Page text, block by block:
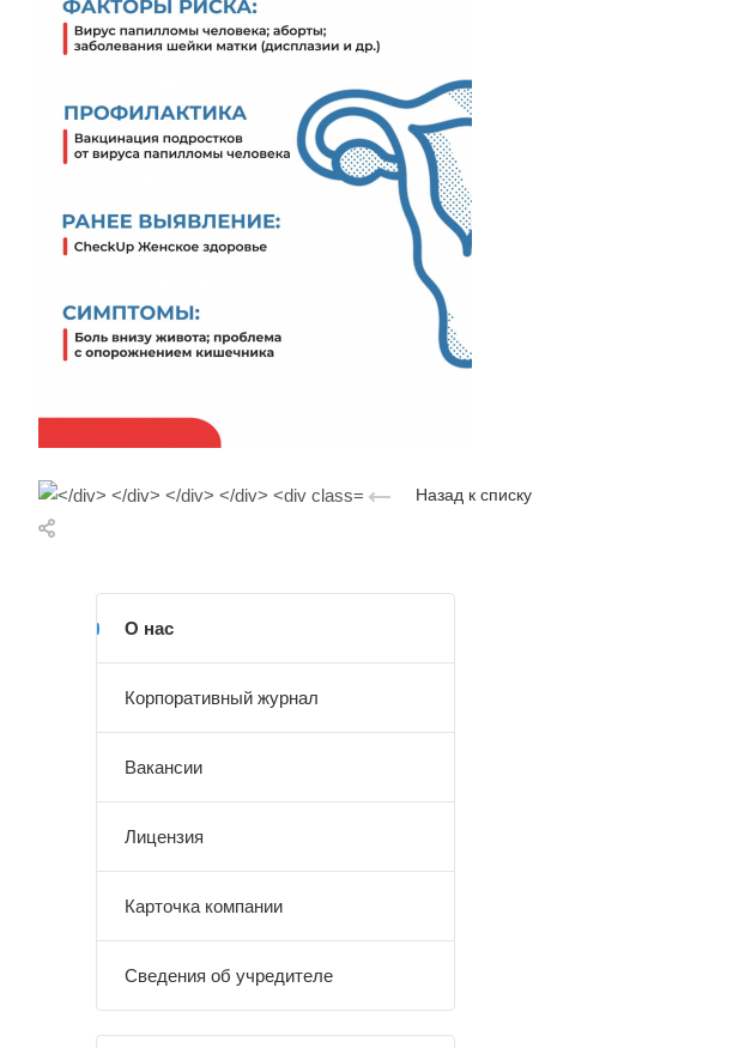
Назад к списку
О нас
Корпоративный журнал
Вакансии
Лицензия
Карточка компании
Сведения об учредителе